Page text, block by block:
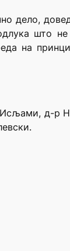
дело,
што
на
д-р